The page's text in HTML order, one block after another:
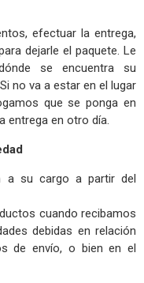
efectuar la entrega,
dejarle el paquete. Le
se encuentra su
no va a estar en el lugar
que se ponga en
entrega en otro día.
a su cargo a partir del
cuando recibamos
debidas en relación
de envío, o bien en el